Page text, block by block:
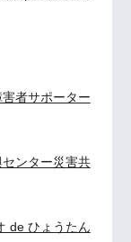
者サポーター
センター災害共
de ひょうたん